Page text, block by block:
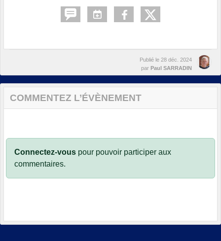
Publié le 28 déc. 2024
par Paul SARRADIN
COMMENTEZ L’ÉVÈNEMENT
Connectez-vous pour pouvoir participer aux
commentaires.